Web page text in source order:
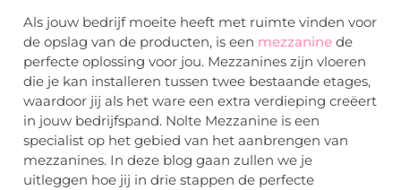
Als jouw bedrijf moeite heeft met ruimte vinden voor
de opslag van de producten, is een mezzanine de
perfecte oplossing voor jou. Mezzanines zijn vloeren
die je kan installeren tussen twee bestaande etages,
waardoor jij als het ware een extra verdieping creëert
in jouw bedrijfspand. Nolte Mezzanine is een
specialist op het gebied van het aanbrengen van
mezzanines. In deze blog gaan zullen we je
uitleggen hoe jij in drie stappen de perfecte